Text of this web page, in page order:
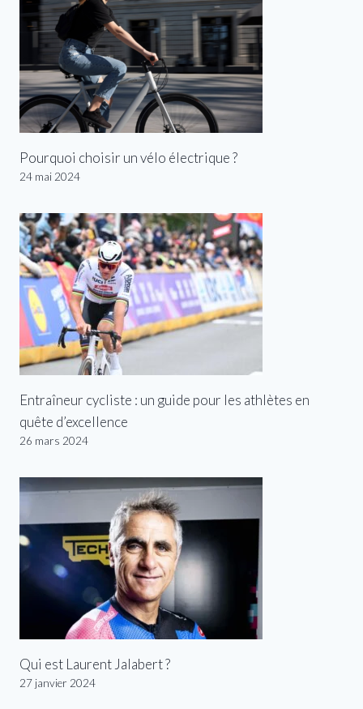
Pourquoi choisir un vélo électrique ?
24 mai 2024
Entraîneur cycliste : un guide pour les athlètes en
quête d’excellence
26 mars 2024
Qui est Laurent Jalabert ?
27 janvier 2024